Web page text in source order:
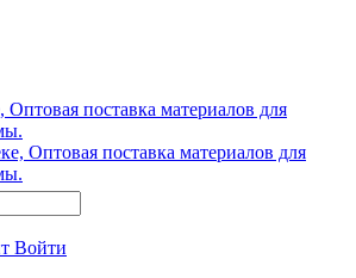
поставка материалов для
Войти